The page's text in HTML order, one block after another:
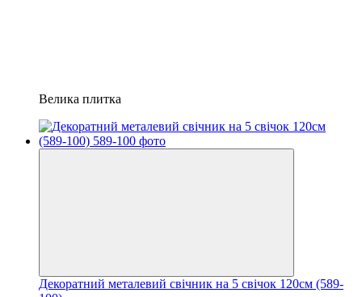
Велика плитка
Декоратний металевий свічник на 5 свічок 120см (589-